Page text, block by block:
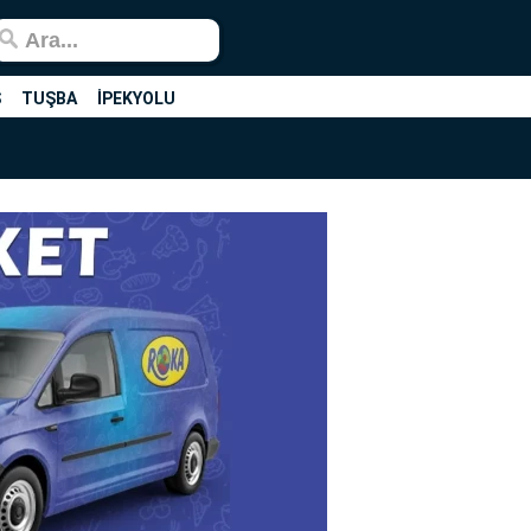
TUŞBA İPEKYOLU